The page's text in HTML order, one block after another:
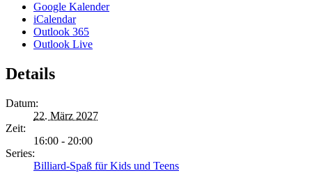
Google Kalender
iCalendar
Outlook 365
Outlook Live
Details
Datum:
22. März 2027
Zeit:
16:00 - 20:00
Series:
Billiard-Spaß für Kids und Teens